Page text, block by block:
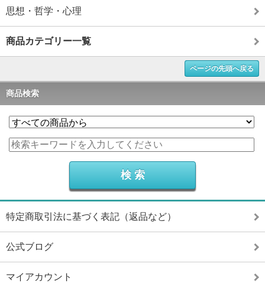
思想・哲学・心理
商品カテゴリー一覧
ページの先頭へ戻る
商品検索
特定商取引法に基づく表記（返品など）
公式ブログ
マイアカウント